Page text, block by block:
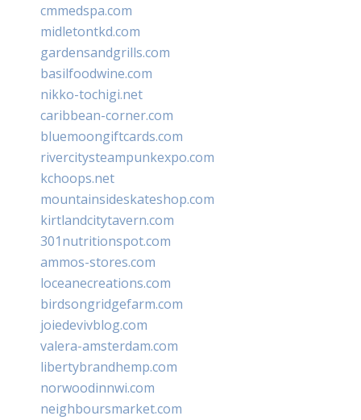
cmmedspa.com
midletontkd.com
gardensandgrills.com
basilfoodwine.com
nikko-tochigi.net
caribbean-corner.com
bluemoongiftcards.com
rivercitysteampunkexpo.com
kchoops.net
mountainsideskateshop.com
kirtlandcitytavern.com
301nutritionspot.com
ammos-stores.com
loceanecreations.com
birdsongridgefarm.com
joiedevivblog.com
valera-amsterdam.com
libertybrandhemp.com
norwoodinnwi.com
neighboursmarket.com